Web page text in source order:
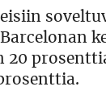
20